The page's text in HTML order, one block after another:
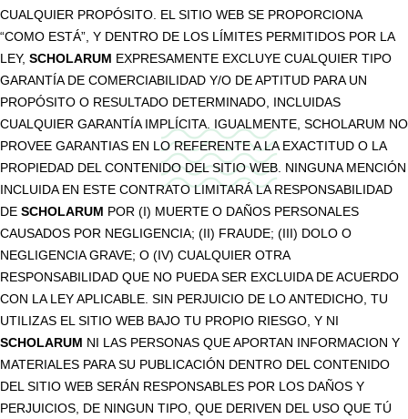
CUALQUIER PROPÓSITO. EL SITIO WEB SE PROPORCIONA
“COMO ESTÁ”, Y DENTRO DE LOS LÍMITES PERMITIDOS POR LA
LEY, SCHOLARUM EXPRESAMENTE EXCLUYE CUALQUIER TIPO
GARANTÍA DE COMERCIABILIDAD Y/O DE APTITUD PARA UN
PROPÓSITO O RESULTADO DETERMINADO, INCLUIDAS
CUALQUIER GARANTÍA IMPLÍCITA. IGUALMENTE, SCHOLARUM NO
PROVEE GARANTIAS EN LO REFERENTE A LA EXACTITUD O LA
PROPIEDAD DEL CONTENIDO DEL SITIO WEB. NINGUNA MENCIÓN
INCLUIDA EN ESTE CONTRATO LIMITARÁ LA RESPONSABILIDAD
DE SCHOLARUM POR (I) MUERTE O DAÑOS PERSONALES
CAUSADOS POR NEGLIGENCIA; (II) FRAUDE; (III) DOLO O
NEGLIGENCIA GRAVE; O (IV) CUALQUIER OTRA
RESPONSABILIDAD QUE NO PUEDA SER EXCLUIDA DE ACUERDO
CON LA LEY APLICABLE. SIN PERJUICIO DE LO ANTEDICHO, TU
UTILIZAS EL SITIO WEB BAJO TU PROPIO RIESGO, Y NI
SCHOLARUM NI LAS PERSONAS QUE APORTAN INFORMACION Y
MATERIALES PARA SU PUBLICACIÓN DENTRO DEL CONTENIDO
DEL SITIO WEB SERÁN RESPONSABLES POR LOS DAÑOS Y
PERJUICIOS, DE NINGUN TIPO, QUE DERIVEN DEL USO QUE TÚ